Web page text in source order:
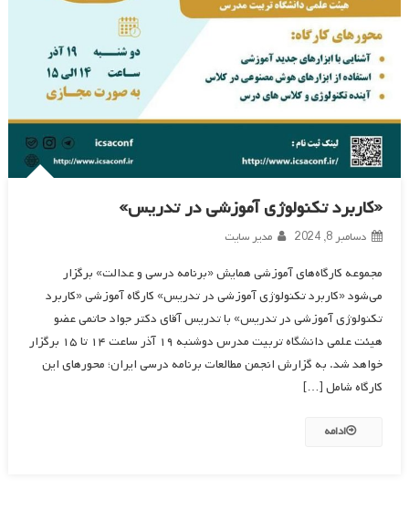
«کاربرد تکنولوژی آموزشی در تدریس»
دسامبر 8, 2024 مدیر سایت
مجموعه کارگاه‌های آموزشی همایش «برنامه درسی و عدالت» برگزار
می‌شود «کاربرد تکنولوژی آموزشی در تدریس» کارگاه آموزشی «کاربرد
تکنولوژی آموزشی در تدریس» با تدریس آقای دکتر جواد حاتمی عضو
هیئت علمی دانشگاه تربیت مدرس دوشنبه ۱۹ آذر ساعت ۱۴ تا ۱۵ برگزار
خواهد شد. به گزارش انجمن مطالعات برنامه درسی ایران؛ محورهای این
کارگاه شامل […]
ادامه